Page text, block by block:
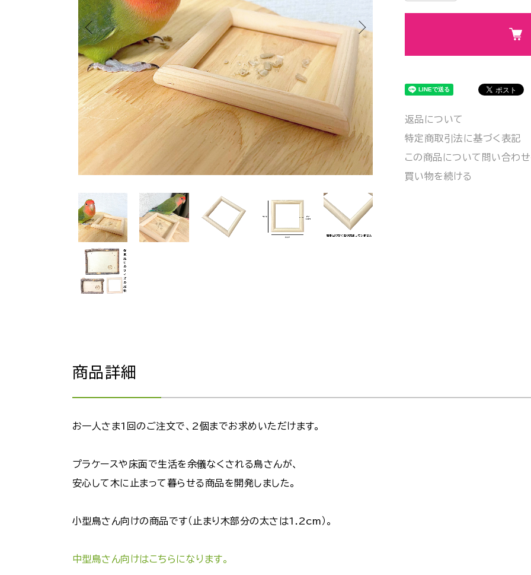
返品について
特定商取引法に基づく表記
この商品について問い合わせ
買い物を続ける
商品詳細
お一人さま1回のご注文で、2個までお求めいただけます。
プラケースや床面で生活を余儀なくされる鳥さんが、
安心して木に止まって暮らせる商品を開発しました。
小型鳥さん向けの商品です（止まり木部分の太さは1.2cm）。
中型鳥さん向けはこちらになります。